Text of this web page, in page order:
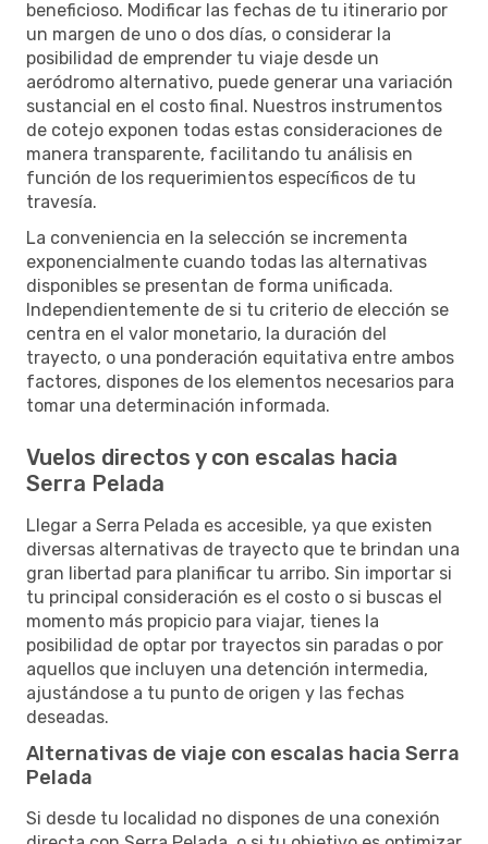
beneficioso. Modificar las fechas de tu itinerario por
un margen de uno o dos días, o considerar la
posibilidad de emprender tu viaje desde un
aeródromo alternativo, puede generar una variación
sustancial en el costo final. Nuestros instrumentos
de cotejo exponen todas estas consideraciones de
manera transparente, facilitando tu análisis en
función de los requerimientos específicos de tu
travesía.
La conveniencia en la selección se incrementa
exponencialmente cuando todas las alternativas
disponibles se presentan de forma unificada.
Independientemente de si tu criterio de elección se
centra en el valor monetario, la duración del
trayecto, o una ponderación equitativa entre ambos
factores, dispones de los elementos necesarios para
tomar una determinación informada.
Vuelos directos y con escalas hacia
Serra Pelada
Llegar a Serra Pelada es accesible, ya que existen
diversas alternativas de trayecto que te brindan una
gran libertad para planificar tu arribo. Sin importar si
tu principal consideración es el costo o si buscas el
momento más propicio para viajar, tienes la
posibilidad de optar por trayectos sin paradas o por
aquellos que incluyen una detención intermedia,
ajustándose a tu punto de origen y las fechas
deseadas.
Alternativas de viaje con escalas hacia Serra
Pelada
Si desde tu localidad no dispones de una conexión